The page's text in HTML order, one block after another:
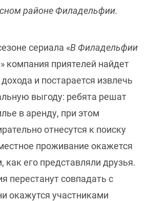
районе Филадельфии.
сериала «В Филадельфии
» компания приятелей найдет
и постарается извлечь
выгоду: ребята решат
в аренду, при этом
отнесутся к поиску
проживание окажется
как его представляли друзья.
перестанут совпадать с
окажутся участниками